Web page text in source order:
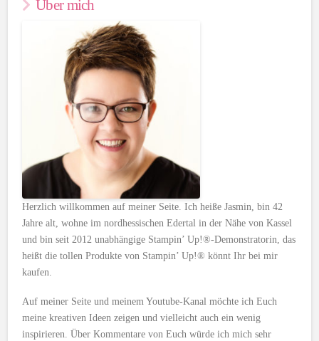
Über mich
Herzlich willkommen auf meiner Seite. Ich heiße Jasmin, bin 42
Jahre alt, wohne im nordhessischen Edertal in der Nähe von Kassel
und bin seit 2012 unabhängige Stampin’ Up!®-Demonstratorin, das
heißt die tollen Produkte von Stampin’ Up!® könnt Ihr bei mir
kaufen.
Auf meiner Seite und meinem Youtube-Kanal möchte ich Euch
meine kreativen Ideen zeigen und vielleicht auch ein wenig
inspirieren. Über Kommentare von Euch würde ich mich sehr